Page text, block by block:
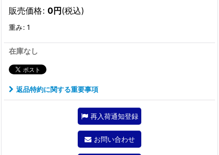
販売価格: 0円(税込)
重み: 1
在庫なし
返品特約に関する重要事項
再入荷通知登録
お問い合わせ